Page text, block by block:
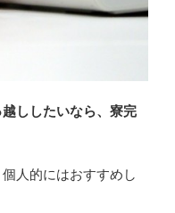
越ししたいなら、寮完
人的にはおすすめし